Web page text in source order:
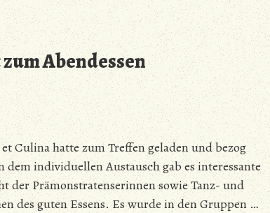
Abendessen
Culina hatte zum Treffen geladen und bezog
individuellen Austausch gab es interessante
der Prämonstratenserinnen sowie Tanz- und
des guten Essens. Es wurde in den Gruppen …